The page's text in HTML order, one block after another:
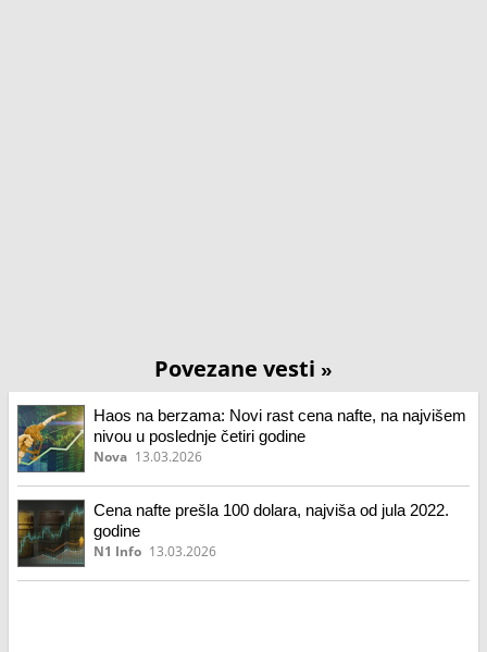
Povezane vesti »
Haos na berzama: Novi rast cena nafte, na najvišem
nivou u poslednje četiri godine
Nova 13.03.2026
Cena nafte prešla 100 dolara, najviša od jula 2022.
godine
N1 Info 13.03.2026